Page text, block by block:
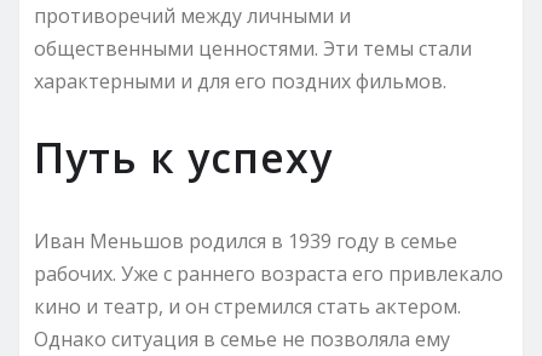
противоречий между личными и
общественными ценностями. Эти темы стали
характерными и для его поздних фильмов.
Путь к успеху
Иван Меньшов родился в 1939 году в семье
рабочих. Уже с раннего возраста его привлекало
кино и театр, и он стремился стать актером.
Однако ситуация в семье не позволяла ему